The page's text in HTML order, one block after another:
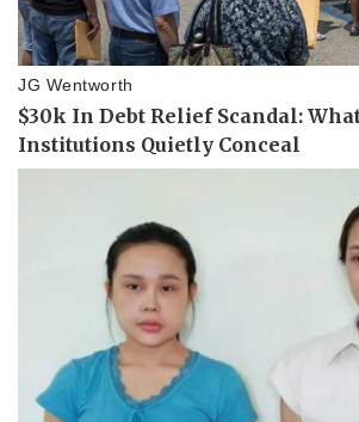
Văn hóa
Sân khấu - Điện ảnh
Nghệ sĩ